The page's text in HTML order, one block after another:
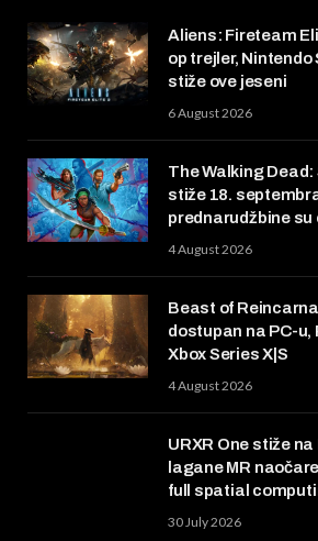
Aliens: Fireteam
op trejler, Nintendo
stiže ove jeseni
6 August 2026
The Walking
stiže 18.
prednarudžbine su
4 August 2026
Beast of
dostupan na PC-u,
Xbox Series X|S
4 August 2026
URXR One stiže
lagane MR
full spatial
30 July 2026